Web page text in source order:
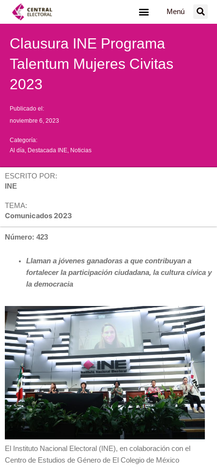
Menú
Clausura INE Programa
Talentum Mujeres Civitas
2023
Publicado el:
noviembre 6, 2023
Categoría:
Al día Destacada INE Noticias
ESCRITO POR:
INE
TEMA:
Comunicados 2023
Número: 423
Llaman a jóvenes ganadoras a que contribuyan a
fortalecer la participación ciudadana, la cultura cívica y
la democracia
El Instituto Nacional Electoral (INE), en colaboración con el
Centro de Estudios de Género de El Colegio de México